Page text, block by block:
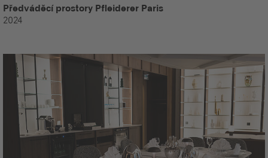
Předváděcí prostory Pfleiderer Paris
2024